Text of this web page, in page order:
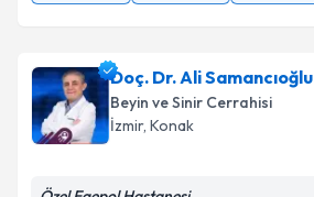
Doç. Dr. Ali Samancıoğlu
Beyin ve Sinir Cerrahisi
İzmir, Konak